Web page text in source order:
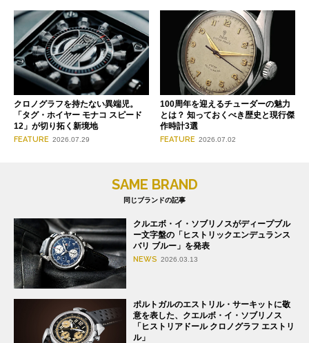
クロノグラフを持たない異端児。
「タグ・ホイヤー モナコ スピード
12」が切り拓く新境地
FEATURE 2026.07.29
100周年を迎えるチューダーの魅力
とは？ 知っておくべき歴史と現行傑
作時計3選
FEATURE 2026.07.02
SAME BRAND
同じブランドの記事
クルエボ・イ・ソブリノスがディープブル
ー文字盤の「ヒストリックエンデュランス
バリ ブルー」を発表
NEWS 2026.03.13
ポルトガルのエストリル・サーキットに敬
意を表した、クエルボ・イ・ソブリノス
「ヒストリアドール クロノグラフ エストリ
ル」